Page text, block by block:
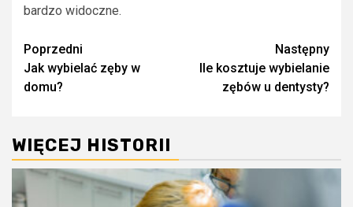
bardzo widoczne.
Zobacz
wpisy
Poprzedni
Jak wybielać zęby w
domu?
Następny
Ile kosztuje wybielanie
zębów u dentysty?
WIĘCEJ HISTORII